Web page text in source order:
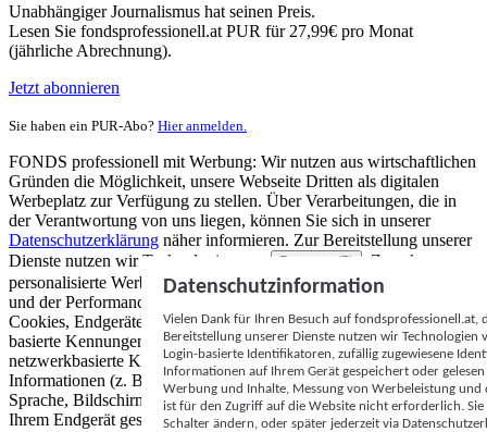
Unabhängiger Journalismus hat seinen Preis.
Lesen Sie fondsprofessionell.at PUR für 27,99€ pro Monat
(jährliche Abrechnung).
Jetzt abonnieren
Sie haben ein PUR-Abo? Hier anmelden.
FONDS professionell mit Werbung: Wir nutzen aus wirtschaftlichen
Gründen die Möglichkeit, unsere Webseite Dritten als digitalen
Werbeplatz zur Verfügung zu stellen. Über Verarbeitungen, die in
der Verantwortung von uns liegen, können Sie sich in unserer
Datenschutzerklärung näher informieren. Zur Bereitstellung unserer
Dienste nutzen wir Technologien von
Partnern (5)
. Zwecke:
personalisierte Werbung und Inhalte, Messung von Werbeleistung
und der Performance von Inhalten sowie Zielgruppenforschung.
Cookies, Endgeräte- oder ähnliche Online-Kennungen (z. B. login-
basierte Kennungen, zufällig generierte Kennungen,
netzwerkbasierte Kennungen) können zusammen mit anderen
Informationen (z. B. Browsertyp und Browserinformationen,
Sprache, Bildschirmgröße, unterstützte Technologien usw.) auf
Ihrem Endgerät gespeichert oder von dort ausgelesen werden, um es
Datenschutzinformation
Vielen Dank für Ihren Besuch auf
Bereitstellung unserer Dienste nutzen wir Technologien
Login-basierte Identifikatoren, zufällig zugewiesene
Informationen auf Ihrem Gerät gespeichert oder
Werbung und Inhalte, Messung von Werbeleistung
ist für den Zugriff auf die Website nicht erforderlich.
Schalter ändern, oder später jederzeit via